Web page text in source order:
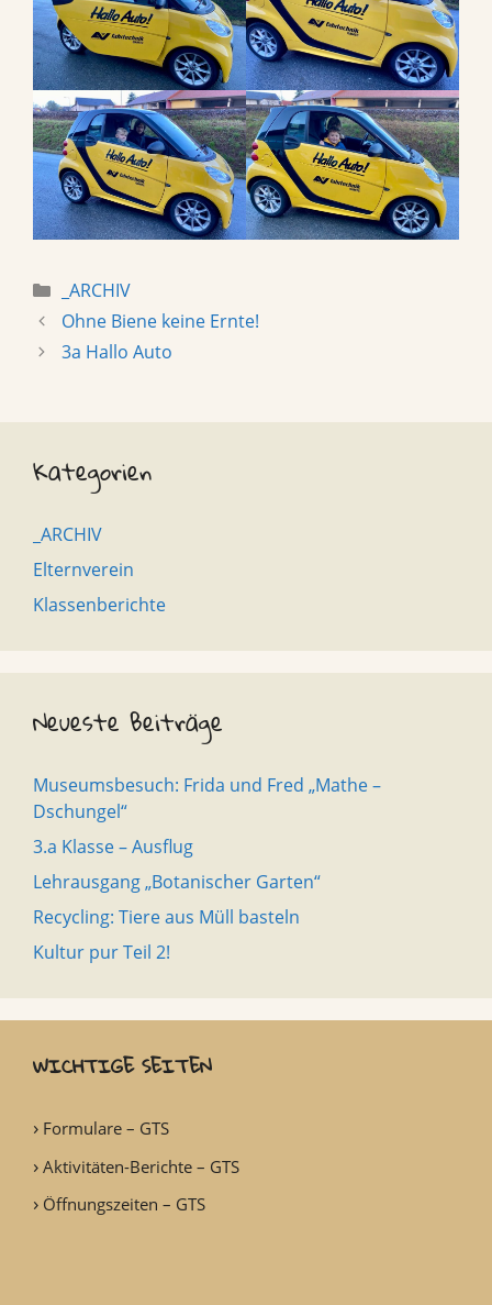
Categories
_ARCHIV
Ohne Biene keine Ernte!
3a Hallo Auto
Kategorien
_ARCHIV
Elternverein
Klassenberichte
Neueste Beiträge
Museumsbesuch: Frida und Fred „Mathe –
Dschungel“
3.a Klasse – Ausflug
Lehrausgang „Botanischer Garten“
Recycling: Tiere aus Müll basteln
Kultur pur Teil 2!
WICHTIGE SEITEN
Formulare – GTS
Aktivitäten-Berichte – GTS
Öffnungszeiten – GTS